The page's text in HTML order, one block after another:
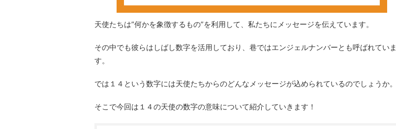
天使たちは”何かを象徴するもの”を利用して、私たちにメッセージを伝えています。
その中でも彼らはしばし数字を活用しており、巷ではエンジェルナンバーとも呼ばれていま
す。
では１４という数字には天使たちからのどんなメッセージが込められているのでしょうか。
そこで今回は１４の天使の数字の意味について紹介していきます！